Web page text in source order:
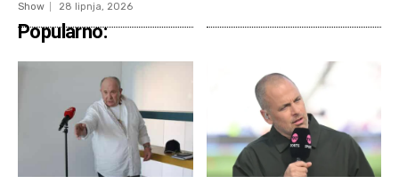
Show 28 lipnja, 2026
Popularno: